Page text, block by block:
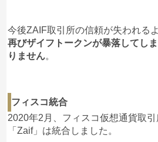
今後ZAIF取引所の信頼が失われる
再びザイフトークンが暴落してし
りません。
フィスコ統合
2020年2月、フィスコ仮想通貨取
「Zaif」は統合しました。